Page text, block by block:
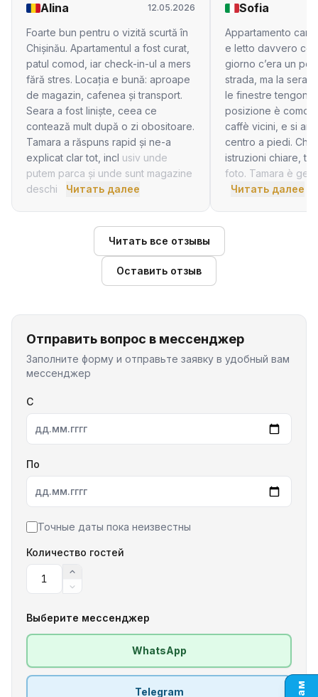
Alina 12.05.2026
Foarte bun pentru o vizită scurtă în
Chișinău. Apartamentul a fost curat,
patul comod, iar check-in-ul a mers
fără stres. Locația e bună: aproape
de magazin, cafenea și transport.
Seara a fost liniște, ceea ce
contează mult după o zi obositoare.
Tamara a răspuns rapid și ne-a
explicat clar tot, incl usiv unde
putem parca și unde sunt magazine
deschi
Читать далее
Sofia
Appartamento
e letto davvero
giorno c’era un
strada, ma la sera
le finestre tengono
posizione è
caffè vicini, e si
centro a piedi.
istruzioni chiare, tut
foto. Tamara è
Читать далее
Читать все отзывы
Оставить отзыв
Отправить вопрос в мессенджер
Заполните форму и отправьте заявку в удобный вам
мессенджер
С
дд.мм.гггг
По
дд.мм.гггг
Точные даты пока неизвестны
Количество гостей
Выберите мессенджер
WhatsApp
Telegram